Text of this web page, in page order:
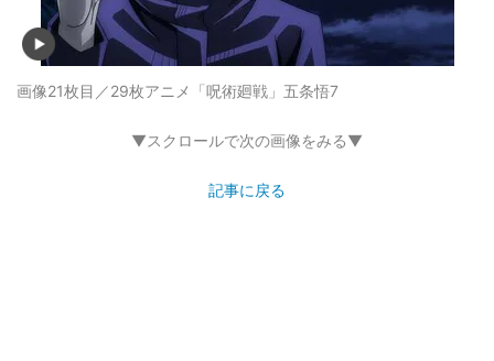
画像21枚目／29枚アニメ「呪術廻戦」五条悟7
▼スクロールで次の画像をみる▼
記事に戻る